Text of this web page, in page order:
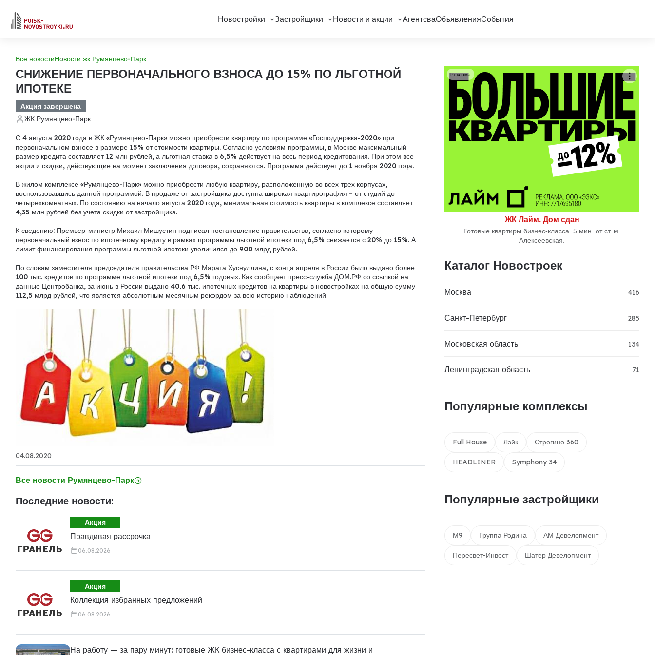
Новостройки Застройщики Новости и акции АгентсваОбъявленияСобытия
Все новостиНовости жк Румянцево-Парк
СНИЖЕНИЕ ПЕРВОНАЧАЛЬНОГО ВЗНОСА ДО 15% ПО ЛЬГОТНОЙ
ИПОТЕКЕ
Акция завершена
ЖК Румянцево-Парк
С 4 августа 2020 года в ЖК «Румянцево-Парк» можно приобрести квартиру по программе «Господдержка-2020» при
первоначальном взносе в размере 15% от стоимости квартиры. Согласно условиям программы, в Москве максимальный
размер кредита составляет 12 млн рублей, а льготная ставка в 6,5% действует на весь период кредитования. При этом все
акции и скидки, действующие на момент заключения договора, сохраняются. Программа действует до 1 ноября 2020 года.
В жилом комплексе «Румянцево-Парк» можно приобрести любую квартиру, расположенную во всех трех корпусах,
воспользовавшись данной программой. В продаже от застройщика доступна широкая квартирография – от студий до
четырехкомнатных. По состоянию на начало августа 2020 года, минимальная стоимость квартиры в комплексе составляет
4,35 млн рублей без учета скидки от застройщика.
К сведению: Премьер-министр Михаил Мишустин подписал постановление правительства, согласно которому
первоначальный взнос по ипотечному кредиту в рамках программы льготной ипотеки под 6,5% снижается с 20% до 15%. А
лимит финансирования программы льготной ипотеки увеличился до 900 млрд рублей.
По словам заместителя председателя правительства РФ Марата Хуснуллина, с конца апреля в России было выдано более
100 тыс. кредитов по программе льготной ипотеки под 6,5% годовых. Как сообщает пресс-служба ДОМ.РФ со ссылкой на
данные Центробанка, за июнь в России выдано 40,6 тыс. ипотечных кредитов на квартиры в новостройках на общую сумму
112,5 млрд рублей, что является абсолютным месячным рекордом за всю историю наблюдений.
04.08.2020
Все новости Румянцево-Парк
Последние новости:
Акция
Правдивая рассрочка
06.08.2026
Акция
Коллекция избранных предложений
06.08.2026
На работу — за пару минут: готовые ЖК бизнес-класса с квартирами для жизни и
ЖК Лайм. Дом сдан
Готовые квартиры бизнес-класса. 5 мин. от ст. м.
Алексеевская.
Реклама
Каталог Новостроек
Москва 416
Санкт-Петербург 285
Московская область 134
Ленинградская область 71
Популярные комплексы
Full House Лэйк Строгино 360
HEADLINER Symphony 34
Популярные застройщики
М9 Группа Родина АМ Девелопмент
Пересвет-Инвест Шатер Девелопмент